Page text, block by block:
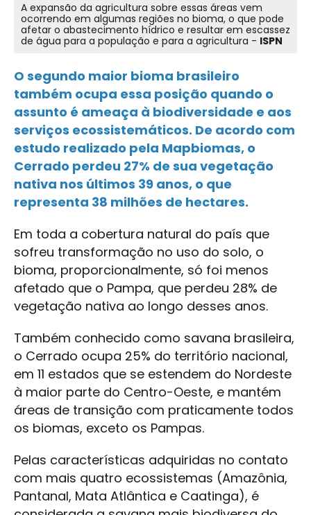
A expansão da agricultura sobre essas áreas vem
ocorrendo em algumas regiões no bioma, o que pode
afetar o abastecimento hídrico e resultar em escassez
de água para a população e para a agricultura - ISPN
O segundo maior bioma brasileiro
também ocupa essa posição quando o
assunto é ameaça à biodiversidade e aos
serviços ecossistemáticos. De acordo com
estudo realizado pela Mapbiomas, o
Cerrado perdeu 27% de sua vegetação
nativa nos últimos 39 anos, o que
representa 38 milhões de hectares.
Em toda a cobertura natural do país que
sofreu transformação no uso do solo, o
bioma, proporcionalmente, só foi menos
afetado que o Pampa, que perdeu 28% de
vegetação nativa ao longo desses anos.
Também conhecido como savana brasileira,
o Cerrado ocupa 25% do território nacional,
em 11 estados que se estendem do Nordeste
à maior parte do Centro-Oeste, e mantém
áreas de transição com praticamente todos
os biomas, exceto os Pampas.
Pelas características adquiridas no contato
com mais quatro ecossistemas (Amazônia,
Pantanal, Mata Atlântica e Caatinga), é